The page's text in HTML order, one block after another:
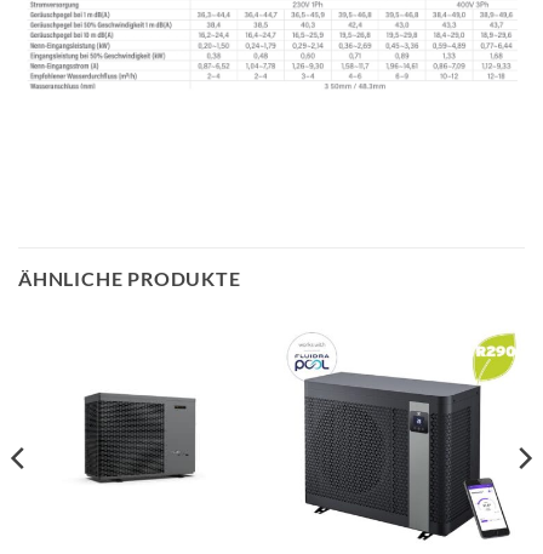
ÄHNLICHE PRODUKTE